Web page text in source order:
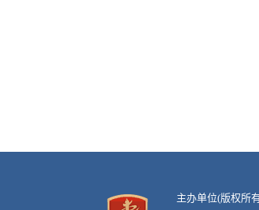
主办单位(版权